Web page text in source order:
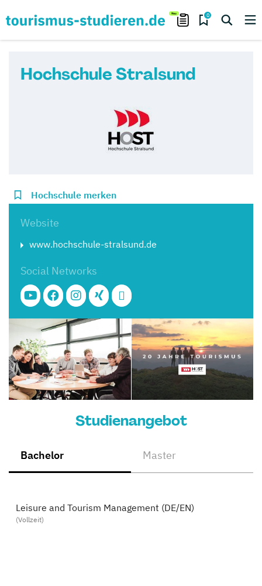
0
Hochschule Stralsund
Hochschule merken
Website
www.hochschule-stralsund.de
Social Networks
Studienangebot
Bachelor Master
Leisure and Tourism Management (DE/EN)
(Vollzeit)